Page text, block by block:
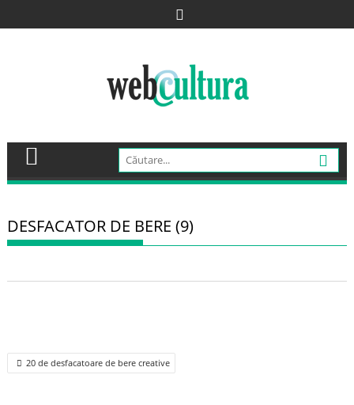
to
DESFACATOR DE BERE (9)
Post
navigation
20 de desfacatoare de bere creative